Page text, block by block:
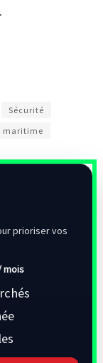
Sécurité
maritime
prioriser vos
mois